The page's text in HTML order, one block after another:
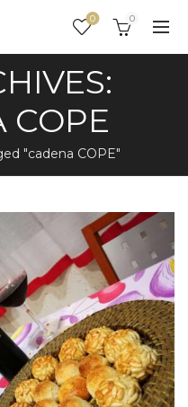
0 0
COPE
"cadena COPE"